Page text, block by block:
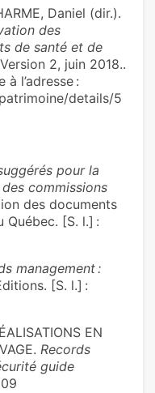
Daniel (dir.).
des
de santé et de
2, juin 2018..
l’adresse :
details/5
pour la
commissions
des documents
Québec. [S. l.] :
management :
[S. l.] :
EN
Records
guide